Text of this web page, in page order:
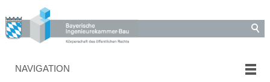
NAVIGATION